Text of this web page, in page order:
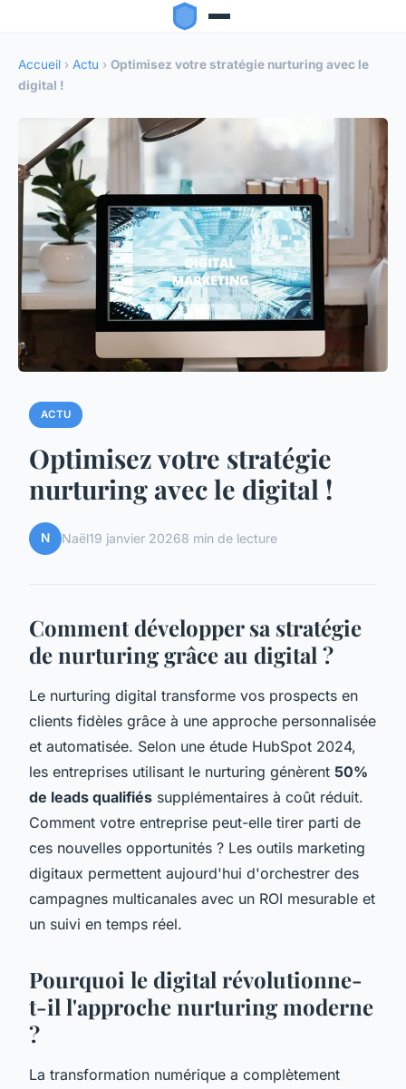
Accueil › Actu › Optimisez votre stratégie nurturing avec le
digital !
ACTU
Optimisez votre stratégie
nurturing avec le digital !
N Naël19 janvier 20268 min de lecture
Comment développer sa stratégie
de nurturing grâce au digital ?
Le nurturing digital transforme vos prospects en
clients fidèles grâce à une approche personnalisée
et automatisée. Selon une étude HubSpot 2024,
les entreprises utilisant le nurturing génèrent 50%
de leads qualifiés supplémentaires à coût réduit.
Comment votre entreprise peut-elle tirer parti de
ces nouvelles opportunités ? Les outils marketing
digitaux permettent aujourd'hui d'orchestrer des
campagnes multicanales avec un ROI mesurable et
un suivi en temps réel.
Pourquoi le digital révolutionne-
t-il l'approche nurturing moderne
?
La transformation numérique a complètement